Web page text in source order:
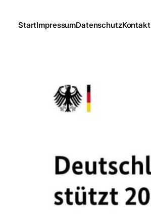
StartImpressumDatenschutzKontakt